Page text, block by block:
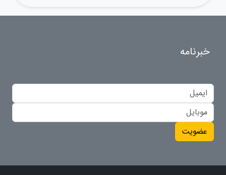
خبرنامه
عضویت